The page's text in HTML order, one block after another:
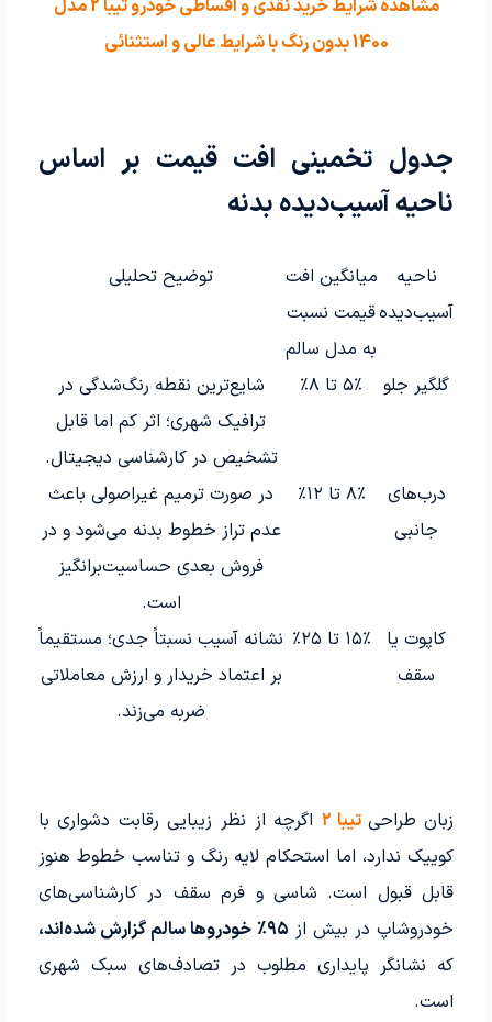
مشاهده شرایط خرید نقدی و اقساطی خودرو تیبا 2 مدل
1400 بدون رنگ با شرایط عالی و استثنائی
جدول تخمینی افت قیمت بر اساس
ناحیه آسیب‌دیده بدنه
ناحیه
آسیب‌دیده
میانگین افت
قیمت نسبت
به مدل سالم
توضیح تحلیلی
گلگیر جلو ۵٪ تا ۸٪
شایع‌ترین نقطه رنگ‌شدگی در
ترافیک شهری؛ اثر کم اما قابل
تشخیص در کارشناسی دیجیتال.
درب‌های
جانبی
۸٪ تا ۱۲٪
در صورت ترمیم غیراصولی باعث
عدم تراز خطوط بدنه می‌شود و در
فروش بعدی حساسیت‌برانگیز
است.
کاپوت یا
سقف
۱۵٪ تا ۲۵٪
نشانه آسیب نسبتاً جدی؛ مستقیماً
بر اعتماد خریدار و ارزش معاملاتی
ضربه می‌زند.
زبان طراحی تیبا ۲
اگرچه از نظر زیبایی رقابت دشواری با
کوییک ندارد، اما استحکام لایه رنگ و تناسب خطوط هنوز
قابل قبول است. شاسی و فرم سقف در کارشناسی‌های
خودروشاپ در بیش از ۹۵٪ خودروها سالم گزارش شده‌اند،
که نشانگر پایداری مطلوب در تصادف‌های سبک شهری
است.